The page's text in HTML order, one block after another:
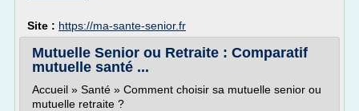
Site : https://ma-sante-senior.fr
Mutuelle Senior ou Retraite : Comparatif
mutuelle santé ...
Accueil » Santé » Comment choisir sa mutuelle senior ou
mutuelle retraite ?